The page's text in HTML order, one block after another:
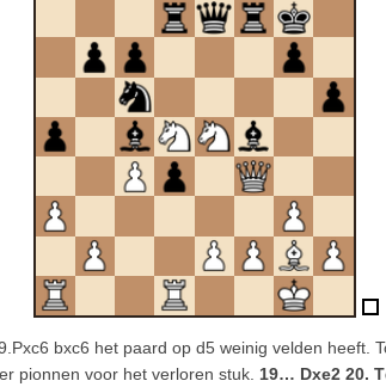
bxc6 het paard op d5 weinig velden heeft.
pionnen voor het verloren stuk. 19… Dxe2 20.